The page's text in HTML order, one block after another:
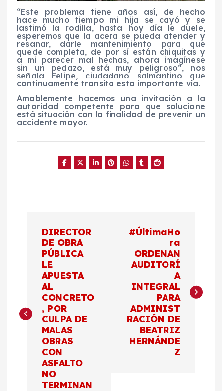
“Este problema tiene años así, de hecho
hace mucho tiempo mi hija se cayó y se
lastimó la rodilla, hasta hoy día le duele,
esperemos que la acera se pueda atender y
resanar, darle mantenimiento para que
quede completa, de por sí están chiquitas y
a mi parecer mal hechas, ahora imagínese
sin un pedazo, está muy peligroso”, nos
señala Felipe, ciudadano salmantino que
continuamente transita esta importante vía.
Amablemente hacemos una invitación a la
autoridad competente para que solucione
está situación con la finalidad de prevenir un
accidente mayor.
g
DIRECTOR
DE OBRA
PÚBLICA
LE
APUESTA
AL
CONCRETO
, POR
CULPA DE
MALAS
OBRAS
CON
ASFALTO
NO
TERMINAN
#ÚltimaHo
ra
ORDENAN
AUDITORÍ
A
INTEGRAL
PARA
ADMINIST
RACIÓN DE
BEATRIZ
HERNÁNDE
Z